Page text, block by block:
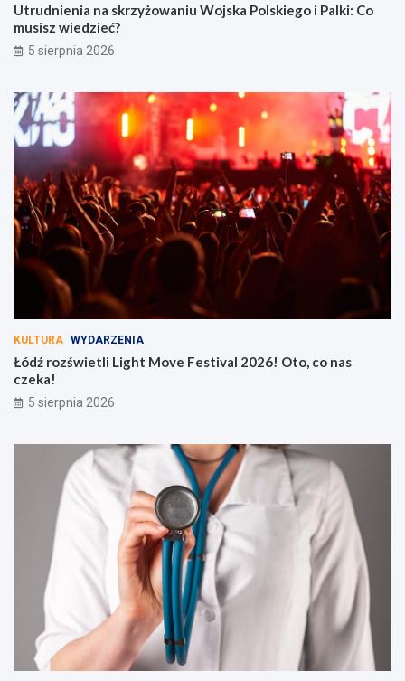
Utrudnienia na skrzyżowaniu Wojska Polskiego i Palki: Co
musisz wiedzieć?
5 sierpnia 2026
KULTURA WYDARZENIA
Łódź rozświetli Light Move Festival 2026! Oto, co nas
czeka!
5 sierpnia 2026